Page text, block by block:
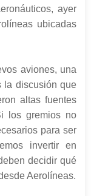
ayer
ubicadas
aviones, una
la discusión que
altas fuentes
los gremios no
para ser
invertir en
decidir qué
Aerolíneas.